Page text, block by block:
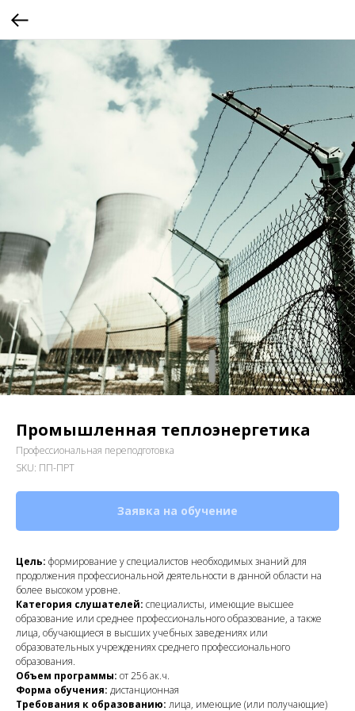
Промышленная теплоэнергетика
Профессиональная переподготовка
SKU: ПП-ПРТ
Заявка на обучение
Цель: формирование у специалистов необходимых знаний для
продолжения профессиональной деятельности в данной области на
более высоком уровне.
Категория слушателей: специалисты, имеющие высшее
образование или среднее профессионального образование, а также
лица, обучающиеся в высших учебных заведениях или
образовательных учреждениях среднего профессионального
образования.
Объем программы: от 256 ак.ч.
Форма обучения: дистанционная
Требования к образованию: лица, имеющие (или получающие)